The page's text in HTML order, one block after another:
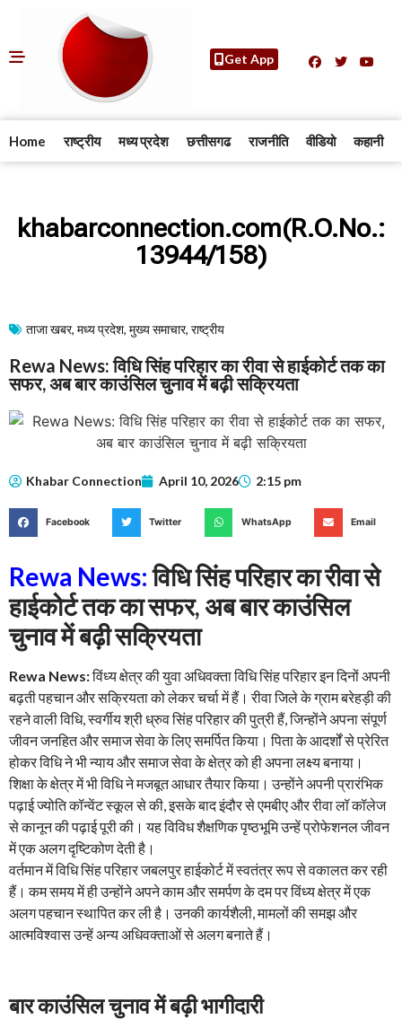
Get App
Home राष्ट्रीय मध्य प्रदेश छत्तीसगढ राजनीति वीडियो कहानी
khabarconnection.com(R.O.No.:
13944/158)
ताजा खबर, मध्य प्रदेश, मुख्य समाचार​, राष्ट्रीय
Rewa News: विधि सिंह परिहार का रीवा से हाईकोर्ट तक का
सफर, अब बार काउंसिल चुनाव में बढ़ी सक्रियता
Khabar Connection April 10, 2026 2:15 pm
Facebook Twitter WhatsApp Email
Rewa News:विधि सिंह परिहार का रीवा से
हाईकोर्ट तक का सफर, अब बार काउंसिल
चुनाव में बढ़ी सक्रियता
Rewa News:विंध्य क्षेत्र की युवा अधिवक्ता विधि सिंह परिहार इन दिनों अपनी
बढ़ती पहचान और सक्रियता को लेकर चर्चा में हैं। रीवा जिले के ग्राम बरेहड़ी की
रहने वाली विधि, स्वर्गीय श्री ध्रुव सिंह परिहार की पुत्री हैं, जिन्होंने अपना संपूर्ण
जीवन जनहित और समाज सेवा के लिए समर्पित किया। पिता के आदर्शों से प्रेरित
होकर विधि ने भी न्याय और समाज सेवा के क्षेत्र को ही अपना लक्ष्य बनाया।
शिक्षा के क्षेत्र में भी विधि ने मजबूत आधार तैयार किया। उन्होंने अपनी प्रारंभिक
पढ़ाई ज्योति कॉन्वेंट स्कूल से की, इसके बाद इंदौर से एमबीए और रीवा लॉ कॉलेज
से कानून की पढ़ाई पूरी की। यह विविध शैक्षणिक पृष्ठभूमि उन्हें प्रोफेशनल जीवन
में एक अलग दृष्टिकोण देती है।
वर्तमान में विधि सिंह परिहार जबलपुर हाईकोर्ट में स्वतंत्र रूप से वकालत कर रही
हैं। कम समय में ही उन्होंने अपने काम और समर्पण के दम पर विंध्य क्षेत्र में एक
अलग पहचान स्थापित कर ली है। उनकी कार्यशैली, मामलों की समझ और
आत्मविश्वास उन्हें अन्य अधिवक्ताओं से अलग बनाते हैं।
बार काउंसिल चुनाव में बढ़ी भागीदारी